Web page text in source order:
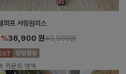
퍼프 셔링원피스
36,900 원40,900원
카운트 영역